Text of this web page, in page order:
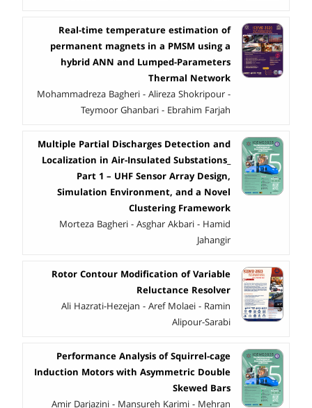
Real-time temperature estimation of
permanent magnets in a PMSM using a
hybrid ANN and Lumped-Parameters
Thermal Network
Mohammadreza Bagheri - Alireza Shokripour -
Teymoor Ghanbari - Ebrahim Farjah
Multiple Partial Discharges Detection and
Localization in Air-Insulated Substations_
Part 1 – UHF Sensor Array Design,
Simulation Environment, and a Novel
Clustering Framework
Morteza Bagheri - Asghar Akbari - Hamid
Jahangir
Rotor Contour Modification of Variable
Reluctance Resolver
Ali Hazrati-Hezejan - Aref Molaei - Ramin
Alipour-Sarabi
Performance Analysis of Squirrel-cage
Induction Motors with Asymmetric Double
Skewed Bars
Amir Darjazini - Mansureh Karimi - Mehran